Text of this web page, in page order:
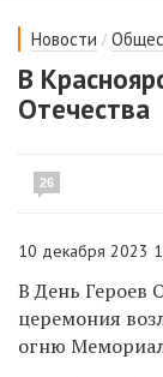
Новости /
В
Отечества
26
10 декабря 2023
В День Героев
церемония
огню